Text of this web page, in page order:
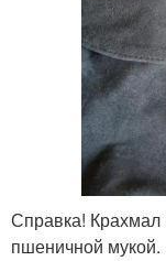
Справка!
пшеничной мукой.